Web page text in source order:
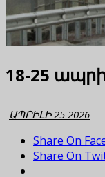
18-25
ԱՊՐԻԼԻ 25 2026
Share On
Share On